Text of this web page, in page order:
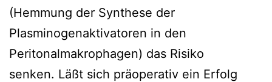
(Hemmung der Synthese der
Plasminogenaktivatoren in den
Peritonalmakrophagen) das Risiko
senken. Läßt sich präoperativ ein Erfolg